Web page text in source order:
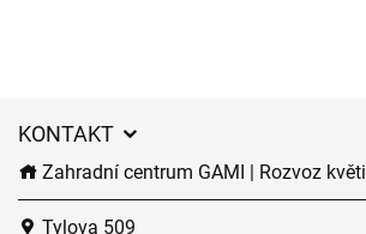
KONTAKT
Zahradní centrum GAMI | Rozvoz
Tylova 509